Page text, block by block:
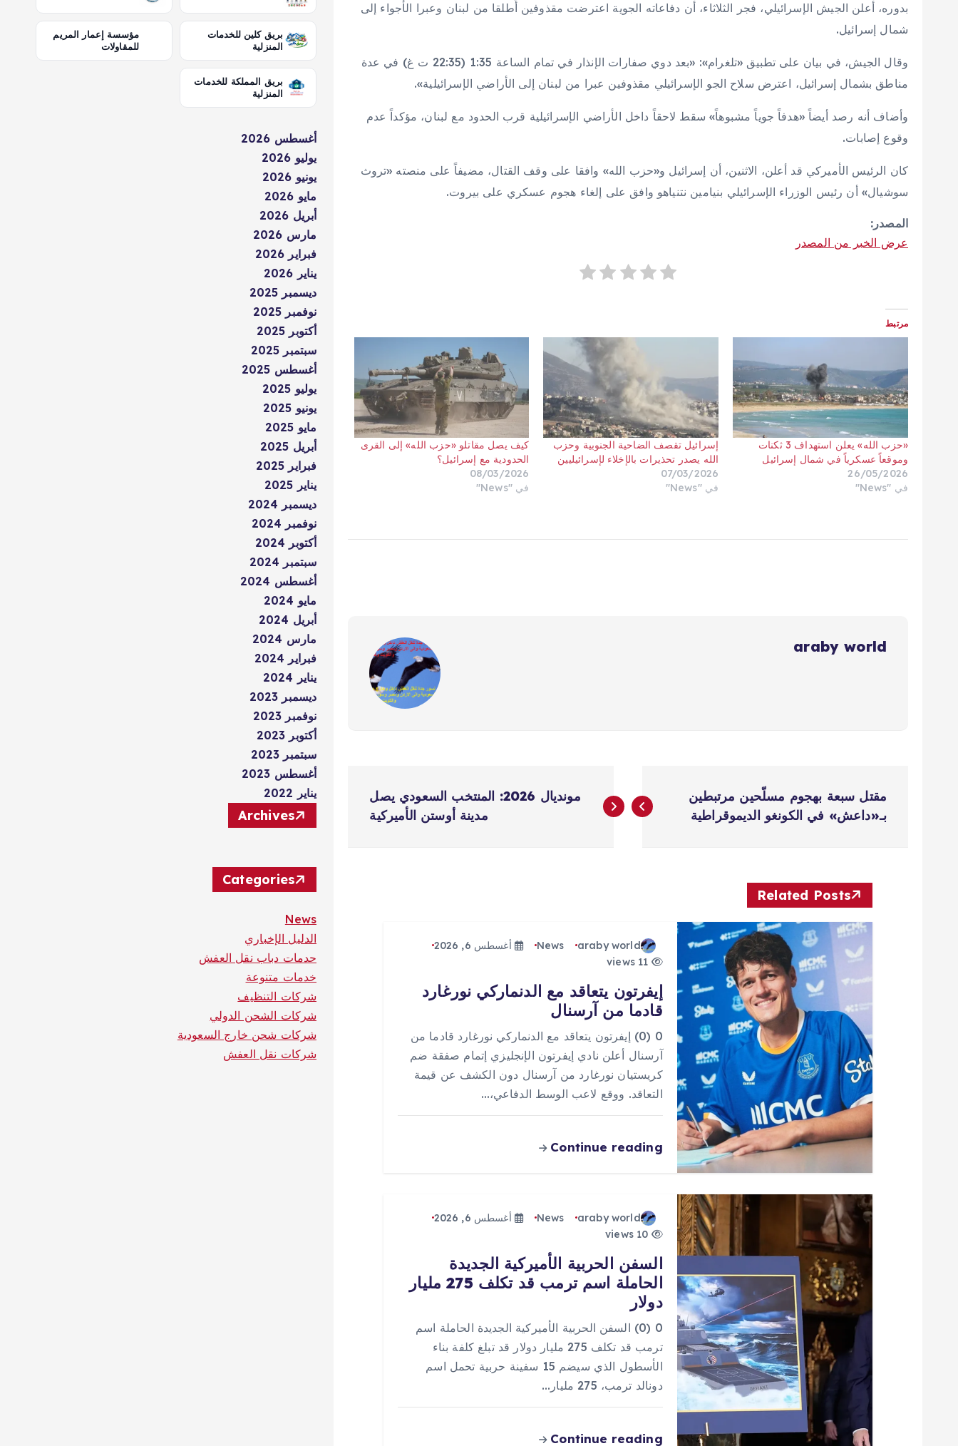
بدوره، أعلن الجيش الإسرائيلي، فجر الثلاثاء، أن دفاعاته الجوية اعترضت مقذوفين أُطلقا من لبنان وعبرا الأجواء إلى
شمال إسرائيل.
وقال الجيش، في بيان على تطبيق «تلغرام»: «بعد دوي صفارات الإنذار في تمام الساعة 1:35 (22:35 ت غ) في عدة
مناطق بشمال إسرائيل، اعترض سلاح الجو الإسرائيلي مقذوفين عبرا من لبنان إلى الأراضي الإسرائيلية».
وأضاف أنه رصد أيضاً «هدفاً جوياً مشبوهاً» سقط لاحقاً داخل الأراضي الإسرائيلية قرب الحدود مع لبنان، مؤكداً عدم
وقوع إصابات.
كان الرئيس الأميركي قد أعلن، الاثنين، أن إسرائيل و«حزب الله» وافقا على وقف القتال، مضيفاً على منصته «تروث
سوشيال» أن رئيس الوزراء الإسرائيلي بنيامين نتنياهو وافق على إلغاء هجوم عسكري على بيروت.
المصدر:
عرض الخبر من المصدر
مرتبط
«حزب الله» يعلن استهداف 3 ثكنات
وموقعاً عسكرياً في شمال إسرائيل
26/05/2026
في "News"
إسرائيل تقصف الضاحية الجنوبية وحزب
الله يصدر تحذيرات بالإخلاء لإسرائيليين
07/03/2026
في "News"
كيف يصل مقاتلو «حزب الله» إلى القرى
الحدودية مع إسرائيل؟
08/03/2026
في "News"
araby world
ص
مقتل سبعة بهجوم مسلّحين مرتبطين
بـ«داعش» في الكونغو الديموقراطية
مونديال 2026: المنتخب السعودي يصل
مدينة أوستن الأميركية
Related Posts
araby world
News
أغسطس 6, 2026
إيفرتون يتعاقد مع الدنماركي نورغارد
قادما من آرسنال
0 (0) إيفرتون يتعاقد مع الدنماركي نورغارد قادما من
آرسنال أعلن نادي إيفرتون الإنجليزي إتمام صفقة ضم
كريستيان نورغارد من آرسنال دون الكشف عن قيمة
التعاقد. ووقع لاعب الوسط الدفاعي،…
Continue reading
araby world
News
أغسطس 6, 2026
السفن الحربية الأميركية الجديدة
الحاملة اسم ترمب قد تكلف 275 مليار
دولار
0 (0) السفن الحربية الأميركية الجديدة الحاملة اسم
ترمب قد تكلف 275 مليار دولار قد تبلغ كلفة بناء
الأسطول الذي سيضم 15 سفينة حربية تحمل اسم
دونالد ترمب، 275 مليار…
Continue reading
بريق كلين للخدمات
المنزلية
مؤسسة إعمار المريم
للمقاولات
بريق المملكة للخدمات
المنزلية
أغسطس 2026
يوليو 2026
يونيو 2026
مايو 2026
أبريل 2026
مارس 2026
فبراير 2026
يناير 2026
ديسمبر 2025
نوفمبر 2025
أكتوبر 2025
سبتمبر 2025
أغسطس 2025
يوليو 2025
يونيو 2025
مايو 2025
أبريل 2025
فبراير 2025
يناير 2025
ديسمبر 2024
نوفمبر 2024
أكتوبر 2024
سبتمبر 2024
أغسطس 2024
مايو 2024
أبريل 2024
مارس 2024
فبراير 2024
يناير 2024
ديسمبر 2023
نوفمبر 2023
أكتوبر 2023
سبتمبر 2023
أغسطس 2023
يناير 2022
Archives
Categories
News
الدليل الإخباري
حدمات دباب نقل العفش
خدمات متنوعة
شركات التنظيف
شركات الشحن الدولي
شركات شحن خارج السعودية
شركات نقل العفش